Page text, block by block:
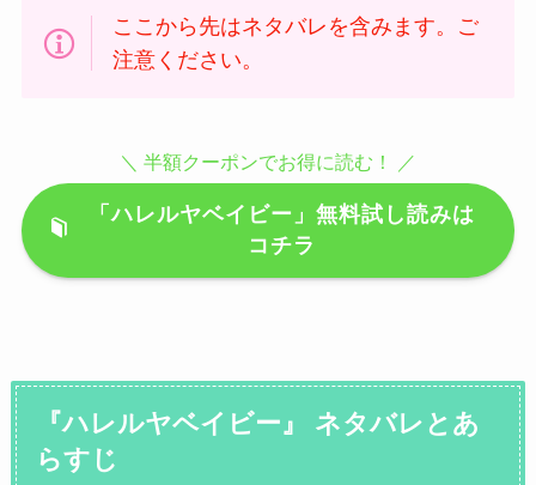
ここから先はネタバレを含みます。ご
注意ください。
＼ 半額クーポンでお得に読む！ ／
「ハレルヤベイビー」無料試し読みは
コチラ
『ハレルヤベイビー』 ネタバレとあ
らすじ